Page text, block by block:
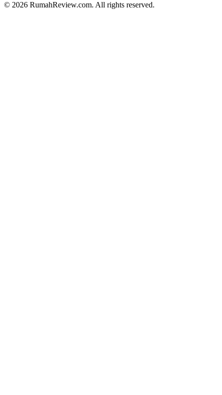
© 2026 RumahReview.com. All rights reserved.